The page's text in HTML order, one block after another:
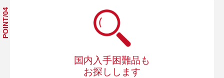
POINT/04
国内入手困難品も
お探しします